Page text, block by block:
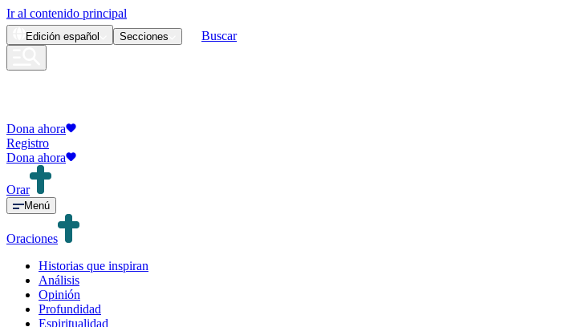
Ir al contenido principal
Edición español Secciones Buscar
Dona ahora
Registro
Dona ahora
Orar
Menú
Oraciones
Historias que inspiran
Análisis
Opinión
Profundidad
Espiritualidad